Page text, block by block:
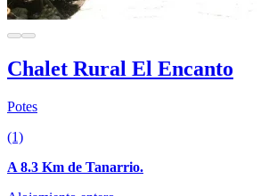
Chalet Rural El Encanto
Potes
(1)
A 8.3 Km de Tanarrio.